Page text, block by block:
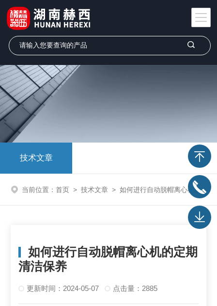
技术文章
当前位置： 首页 > 技术文章 > 如何进行自动脱帽离心机的定期清洁保养
如何进行自动脱帽离心机的定期
清洁保养
更新时间：2024-05-07 点击量：2885